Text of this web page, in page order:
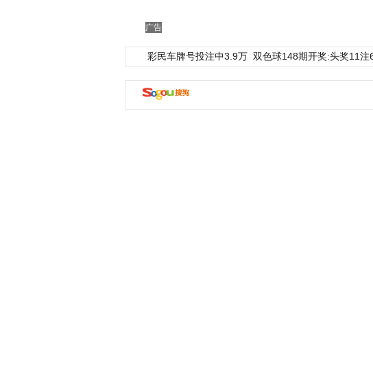
广告
彩民车牌号投注中3.9万 双色球148期开奖:头奖11注